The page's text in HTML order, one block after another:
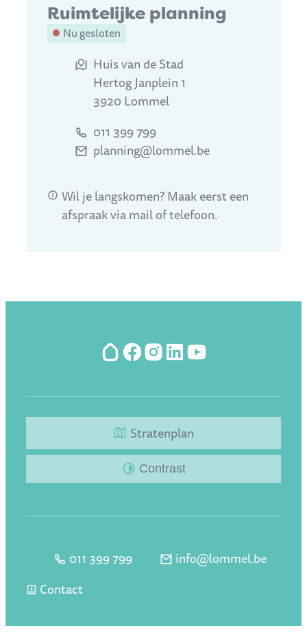
Contact
Ruimtelijke planning
Nu gesloten
Adres
Huis van de Stad
Hertog Janplein 1
,3920 Lommel
011 399 799
E-mail planning@lommel.be
Wil je langskomen? Maak eerst een
afspraak via mail of telefoon.
HoplrFacebook
Instagram
LinkedIn
YouTube
Stratenplan
Contrast
011 399 799
E-mail info@lommel.be
Contact